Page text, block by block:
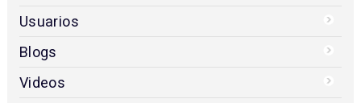
Usuarios
Blogs
Videos